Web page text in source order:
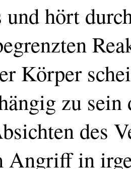
hört
Körper
zu
des
Angriff in